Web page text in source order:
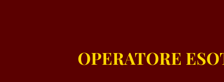
OPERATORE